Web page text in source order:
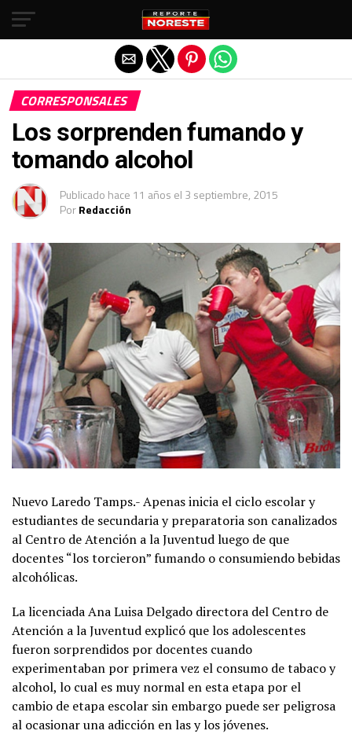
CORRESPONSALES
Los sorprenden fumando y
tomando alcohol
Publicado hace 11 años el 3 septiembre, 2015
PorRedacción
Nuevo Laredo Tamps.- Apenas inicia el ciclo escolar y
estudiantes de secundaria y preparatoria son canalizados
al Centro de Atención a la Juventud luego de que
docentes “los torcieron” fumando o consumiendo bebidas
alcohólicas.
La licenciada Ana Luisa Delgado directora del Centro de
Atención a la Juventud explicó que los adolescentes
fueron sorprendidos por docentes cuando
experimentaban por primera vez el consumo de tabaco y
alcohol, lo cual es muy normal en esta etapa por el
cambio de etapa escolar sin embargo puede ser peligrosa
al ocasionar una adicción en las y los jóvenes.
Salir de la versión móvil